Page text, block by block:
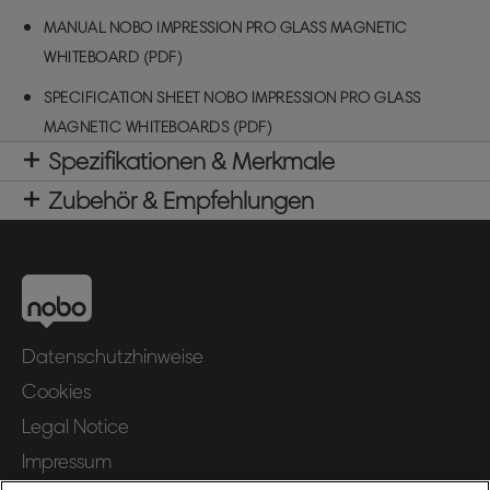
MANUAL NOBO IMPRESSION PRO GLASS MAGNETIC
WHITEBOARD (PDF)
SPECIFICATION SHEET NOBO IMPRESSION PRO GLASS
MAGNETIC WHITEBOARDS (PDF)
Spezifikationen & Merkmale
Zubehör & Empfehlungen
Datenschutzhinweise
Cookies
Legal Notice
Impressum